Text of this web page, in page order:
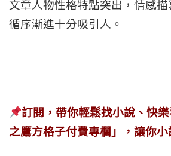
文章人物性格特點突出，情感
循序漸進十分吸引人。
訂閱，帶你輕鬆找小說、快
之鷹方格子付費專欄」，讓你